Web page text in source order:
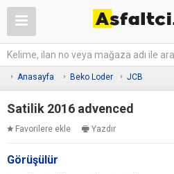
Anasayfa Beko Loder JCB
Satilik 2016 advenced
Favorilere ekle Yazdır
Görüşülür